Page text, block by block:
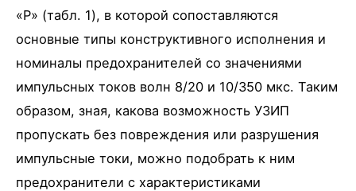
«P» (табл. 1), в которой сопоставляются
основные типы конструктивного исполнения и
номиналы предохранителей со значениями
импульсных токов волн 8/20 и 10/350 мкс. Таким
образом, зная, какова возможность УЗИП
пропускать без повреждения или разрушения
импульсные токи, можно подобрать к ним
предохранители с характеристиками